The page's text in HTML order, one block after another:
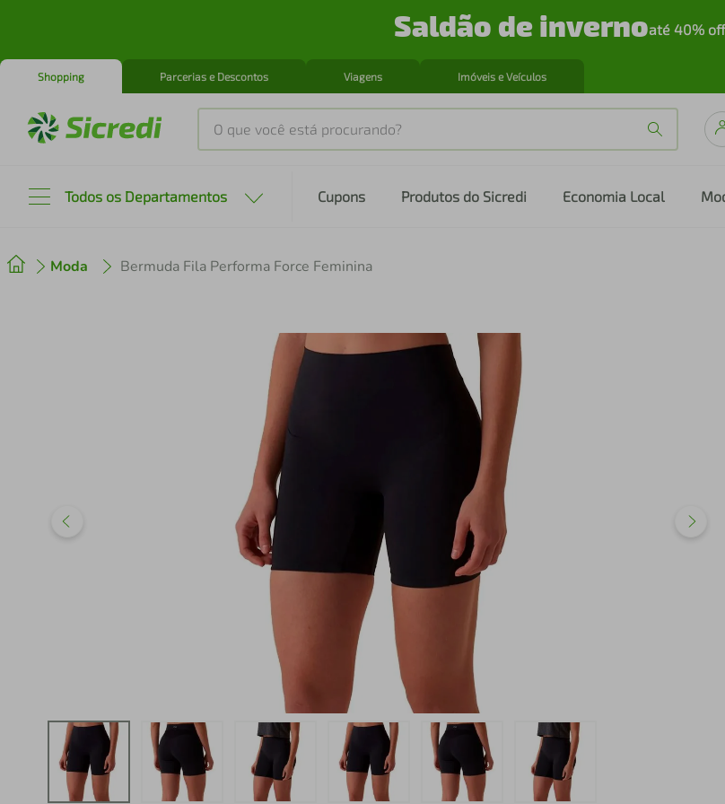
Saldão de invernoaté 40% off
Shopping Parcerias e Descontos Viagens Imóveis e Veículos
O que você está procurando?
Todos os Departamentos Cupons Produtos do Sicredi Economia Local
Moda Bermuda Fila Performa Force Feminina
2 º cafeteira